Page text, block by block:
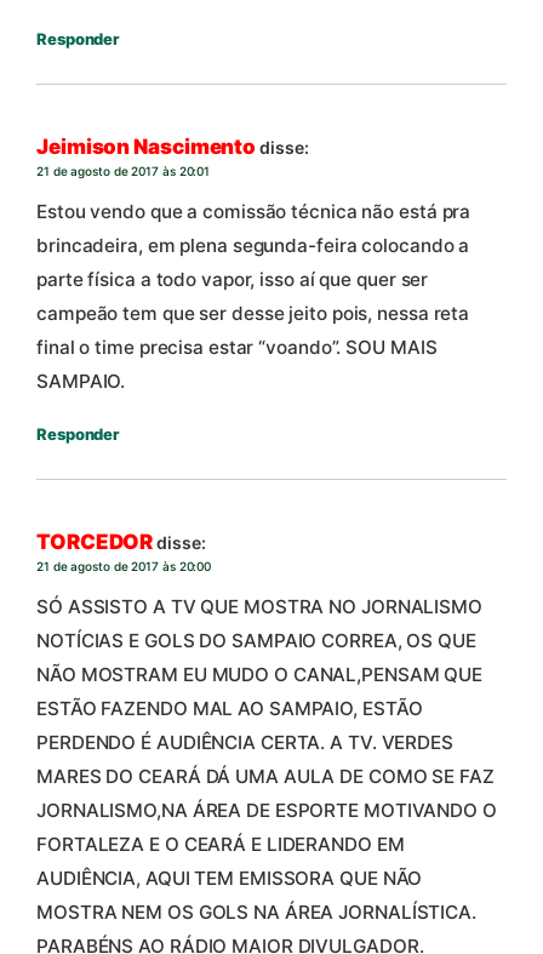
Responder
Jeimison Nascimento disse:
21 de agosto de 2017 às 20:01
Estou vendo que a comissão técnica não está pra
brincadeira, em plena segunda-feira colocando a
parte física a todo vapor, isso aí que quer ser
campeão tem que ser desse jeito pois, nessa reta
final o time precisa estar “voando”. SOU MAIS
SAMPAIO.
Responder
TORCEDORdisse:
21 de agosto de 2017 às 20:00
SÓ ASSISTO A TV QUE MOSTRA NO JORNALISMO
NOTÍCIAS E GOLS DO SAMPAIO CORREA, OS QUE
NÃO MOSTRAM EU MUDO O CANAL,PENSAM QUE
ESTÃO FAZENDO MAL AO SAMPAIO, ESTÃO
PERDENDO É AUDIÊNCIA CERTA. A TV. VERDES
MARES DO CEARÁ DÁ UMA AULA DE COMO SE FAZ
JORNALISMO,NA ÁREA DE ESPORTE MOTIVANDO O
FORTALEZA E O CEARÁ E LIDERANDO EM
AUDIÊNCIA, AQUI TEM EMISSORA QUE NÃO
MOSTRA NEM OS GOLS NA ÁREA JORNALÍSTICA.
PARABÉNS AO RÁDIO MAIOR DIVULGADOR.